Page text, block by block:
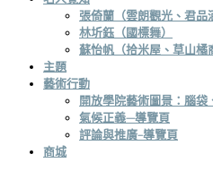
張倚蘭（雲朗觀光、君品
林圻鈺（國標舞）
蘇怡帆（拾米屋、草山橘
主題
藝術行動
開放學院藝術圖景：腦袋
氣候正義—導覽頁
評論與推廣–導覽頁
商城